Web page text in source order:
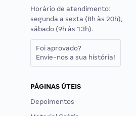
Horário de atendimento:
segunda a sexta (8h às 20h),
sábado (9h às 13h).
Foi aprovado?
Envie-nos a sua história!
PÁGINAS ÚTEIS
Depoimentos